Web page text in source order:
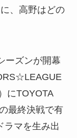
、高野はどの
ーズンが開幕
にTOYOTA
最終決戦で有
ラマを生み出